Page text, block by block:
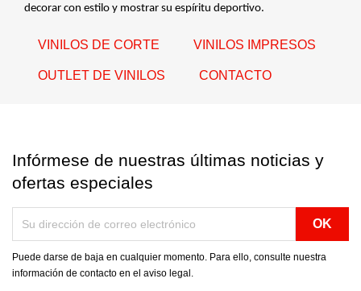
decorar con estilo y mostrar su espíritu deportivo.
VINILOS DE CORTE VINILOS IMPRESOS
OUTLET DE VINILOS CONTACTO
Infórmese de nuestras últimas noticias y
ofertas especiales
Puede darse de baja en cualquier momento. Para ello, consulte nuestra
información de contacto en el aviso legal.